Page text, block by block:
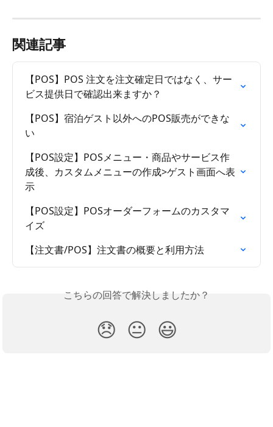
関連記事
【POS】POS 注文を注文確定日ではなく、サー
ビス提供日で確認出来ますか？
【POS】宿泊ゲスト以外へのPOS販売ができな
い
【POS設定】POSメニュー・商品やサービス作
成後、カスタムメニューの作成>ゲスト画面へ表
示
【POS設定】POSオーダーフォームのカスタマ
イズ
【注文書/POS】注文書の概要と利用方法
こちらの回答で解決しましたか？
😞 😐 😃